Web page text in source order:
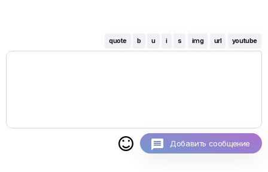
quote b u i s img url youtube
 Добавить сообщение